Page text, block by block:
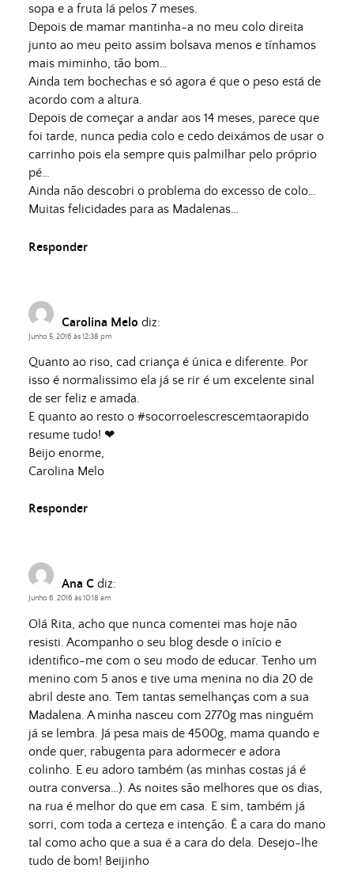
sopa e a fruta lá pelos 7 meses.
Depois de mamar mantinha-a no meu colo direita
junto ao meu peito assim bolsava menos e tínhamos
mais miminho, tão bom…
Ainda tem bochechas e só agora é que o peso está de
acordo com a altura.
Depois de começar a andar aos 14 meses, parece que
foi tarde, nunca pedia colo e cedo deixámos de usar o
carrinho pois ela sempre quis palmilhar pelo próprio
pé…
Ainda não descobri o problema do excesso de colo…
Muitas felicidades para as Madalenas…
Responder
Carolina Melo diz:
Junho 5, 2016 às 12:38 pm
Quanto ao riso, cad criança é única e diferente. Por
isso é normalissimo ela já se rir é um excelente sinal
de ser feliz e amada.
E quanto ao resto o #socorroelescrescemtaorapido
resume tudo! ❤
Beijo enorme,
Carolina Melo
Responder
Ana C diz:
Junho 6, 2016 às 10:18 am
Olá Rita, acho que nunca comentei mas hoje não
resisti. Acompanho o seu blog desde o início e
identifico-me com o seu modo de educar. Tenho um
menino com 5 anos e tive uma menina no dia 20 de
abril deste ano. Tem tantas semelhanças com a sua
Madalena. A minha nasceu com 2770g mas ninguém
já se lembra. Já pesa mais de 4500g, mama quando e
onde quer, rabugenta para adormecer e adora
colinho. E eu adoro também (as minhas costas já é
outra conversa…). As noites são melhores que os dias,
na rua é melhor do que em casa. E sim, também já
sorri, com toda a certeza e intenção. É a cara do mano
tal como acho que a sua é a cara do dela. Desejo-lhe
tudo de bom! Beijinho